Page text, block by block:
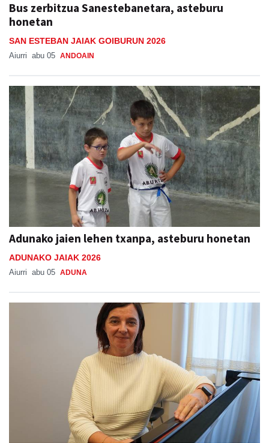
Bus zerbitzua Sanestebanetara, asteburu
honetan
SAN ESTEBAN JAIAK GOIBURUN 2026
Aiurri abu 05 ANDOAIN
Adunako jaien lehen txanpa, asteburu honetan
ADUNAKO JAIAK 2026
Aiurri abu 05 ADUNA